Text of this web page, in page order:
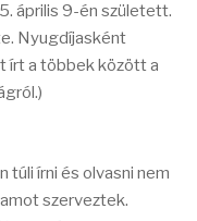
április 9-én született.
Nyugdíjasként
írt a többek között a
túli írni és olvasni nem
szerveztek.